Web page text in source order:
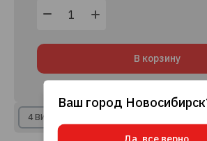
В корзину
4 ВИДА РАССРОЧКИ
Ваш город Новосибирск
Используя данный сайт, вы даете
нам делать его удобнее для вас.